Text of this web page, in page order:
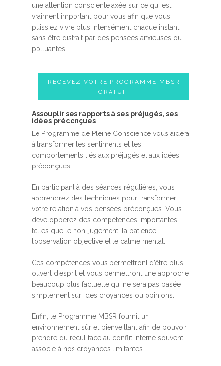
une attention consciente axée sur ce qui est
vraiment important pour vous afin que vous
puissiez vivre plus intensément chaque instant
sans être distrait par des pensées anxieuses ou
polluantes.
RECEVEZ VOTRE PROGRAMME MBSR
GRATUIT
Assouplir ses rapports à ses préjugés, ses
idées préconçues
Le Programme de Pleine Conscience vous aidera
à transformer les sentiments et les
comportements liés aux préjugés et aux idées
préconçues.
En participant à des séances régulières, vous
apprendrez des techniques pour transformer
votre relation à vos pensées préconçues. Vous
développerez des compétences importantes
telles que le non-jugement, la patience,
l’observation objective et le calme mental.
Ces compétences vous permettront d’être plus
ouvert d’esprit et vous permettront une approche
beaucoup plus factuelle qui ne sera pas basée
simplement sur des croyances ou opinions.
Enfin, le Programme MBSR fournit un
environnement sûr et bienveillant afin de pouvoir
prendre du recul face au conflit interne souvent
associé à nos croyances limitantes.